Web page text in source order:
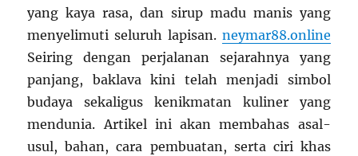
yang kaya rasa, dan sirup madu manis yang
menyelimuti seluruh lapisan. neymar88.online
Seiring dengan perjalanan sejarahnya yang
panjang, baklava kini telah menjadi simbol
budaya sekaligus kenikmatan kuliner yang
mendunia. Artikel ini akan membahas asal-
usul, bahan, cara pembuatan, serta ciri khas